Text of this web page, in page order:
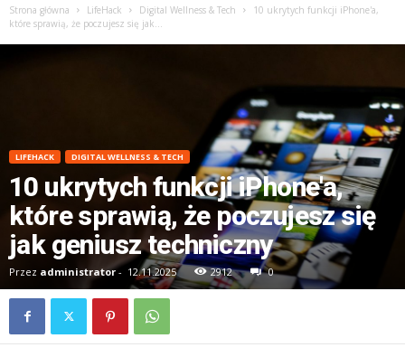
Strona główna LifeHack Digital Wellness & Tech
10 ukrytych funkcji iPhone'a,
które sprawią, że poczujesz się jak...
LIFEHACK DIGITAL WELLNESS & TECH
10 ukrytych funkcji iPhone'a,
które sprawią, że poczujesz się
jak geniusz techniczny
Przez administrator- 12.11.2025 2912 0